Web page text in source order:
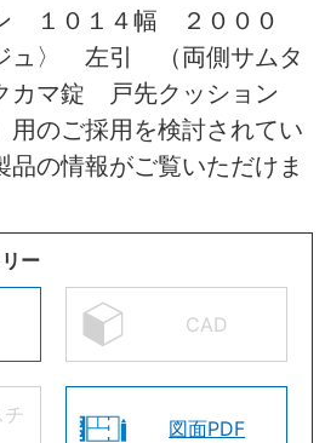
１０１４幅 ２０００
ュ〉 左引 （両側サムタ
カマ錠 戸先クッション
用のご採用を検討されてい
品の情報がご覧いただけま
ー
CAD
図面PDF